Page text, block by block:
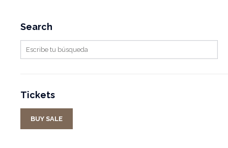
Search
Tickets
BUY SALE